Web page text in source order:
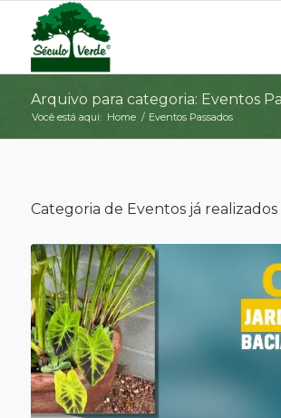
Arquivo para categoria: Eventos
Você está aqui: Home / Eventos Passados
Categoria de Eventos já realizados